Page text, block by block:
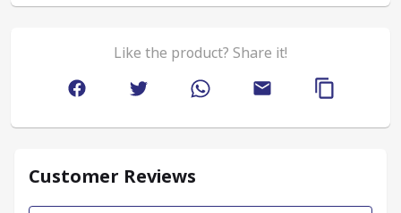
Like the product? Share it!
Customer Reviews